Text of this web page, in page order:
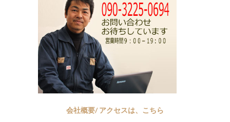
会社概要/ アクセスは、こちら